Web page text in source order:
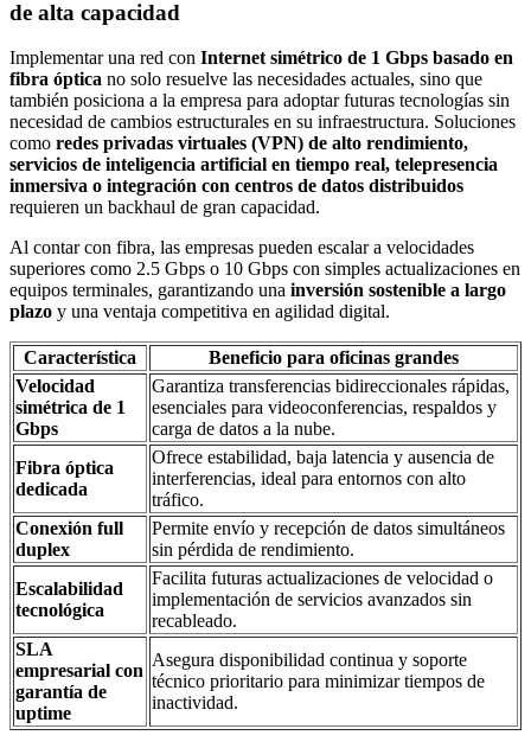
de alta capacidad
Implementar una red con Internet simétrico de 1 Gbps basado en
fibra óptica no solo resuelve las necesidades actuales, sino que
también posiciona a la empresa para adoptar futuras tecnologías sin
necesidad de cambios estructurales en su infraestructura. Soluciones
como redes privadas virtuales (VPN) de alto rendimiento,
servicios de inteligencia artificial en tiempo real, telepresencia
inmersiva o integración con centros de datos distribuidos
requieren un backhaul de gran capacidad.
Al contar con fibra, las empresas pueden escalar a velocidades
superiores como 2.5 Gbps o 10 Gbps con simples actualizaciones en
equipos terminales, garantizando una inversión sostenible a largo
plazo y una ventaja competitiva en agilidad digital.
Característica
Beneficio para oficinas grandes
Velocidad
simétrica de 1
Gbps
Garantiza transferencias bidireccionales rápidas,
esenciales para videoconferencias, respaldos y
carga de datos a la nube.
Fibra óptica
dedicada
Ofrece estabilidad, baja latencia y ausencia de
interferencias, ideal para entornos con alto
tráfico.
Conexión full
duplex
Permite envío y recepción de datos simultáneos
sin pérdida de rendimiento.
Escalabilidad
tecnológica
Facilita futuras actualizaciones de velocidad o
implementación de servicios avanzados sin
recableado.
SLA
empresarial con
garantía de
uptime
Asegura disponibilidad continua y soporte
técnico prioritario para minimizar tiempos de
inactividad.